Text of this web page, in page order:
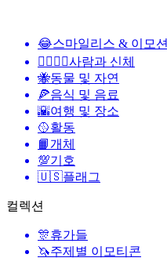
😂스마일리스 & 이모션
👩‍❤️‍💋‍👨사람과 신체
🐝동물 및 자연
🍕음식 및 음료
🌇여행 및 장소
🥎활동
📙개체
💯기호
🇺🇸플래그
컬렉션
🎊휴가들
🦄주제별 이모티콘